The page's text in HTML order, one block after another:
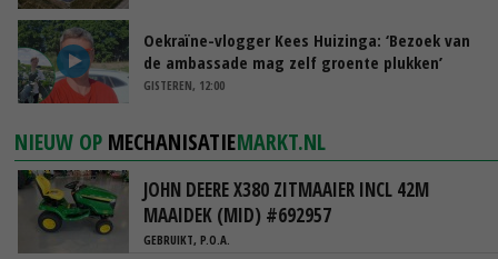
Oekraïne-vlogger Kees Huizinga: ‘Bezoek van
de ambassade mag zelf groente plukken’
GISTEREN, 12:00
NIEUW OP MECHANISATIEMARKT.NL
JOHN DEERE X380 ZITMAAIER INCL 42M
MAAIDEK (MID) #692957
GEBRUIKT, P.O.A.